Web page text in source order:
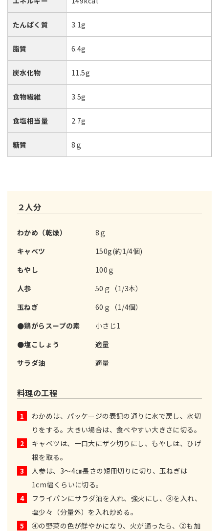
たんぱく質 3.1g
脂質 6.4g
炭水化物 11.5g
食物繊維 3.5g
食塩相当量 2.7g
糖質 8ｇ
２人分
わかめ（乾燥）
8ｇ
キャベツ
150g(約1/4個)
もやし
100ｇ
人参
50ｇ（1/3本）
玉ねぎ
60ｇ（1/4個）
●鶏がらスープの素
小さじ1
●塩こしょう
適量
サラダ油
適量
料理の工程
1
わかめは、パッケージの表記の通りに水で戻し、水切
りをする。大きい場合は、食べやすい大きさに切る。
2
キャベツは、一口大にザク切りにし、もやしは、ひげ
根を取る。
3
人参は、3～4㎝長さの短冊切りに切り、玉ねぎは
1cm幅くらいに切る。
4
フライパンにサラダ油を入れ、強火にし、③を入れ、
塩少々（分量外）を入れ炒める。
5
④の野菜の色が鮮やかになり、火が通ったら、②も加